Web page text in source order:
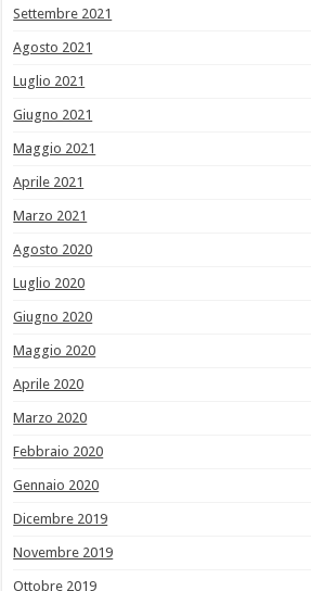
Settembre 2021
Agosto 2021
Luglio 2021
Giugno 2021
Maggio 2021
Aprile 2021
Marzo 2021
Agosto 2020
Luglio 2020
Giugno 2020
Maggio 2020
Aprile 2020
Marzo 2020
Febbraio 2020
Gennaio 2020
Dicembre 2019
Novembre 2019
Ottobre 2019